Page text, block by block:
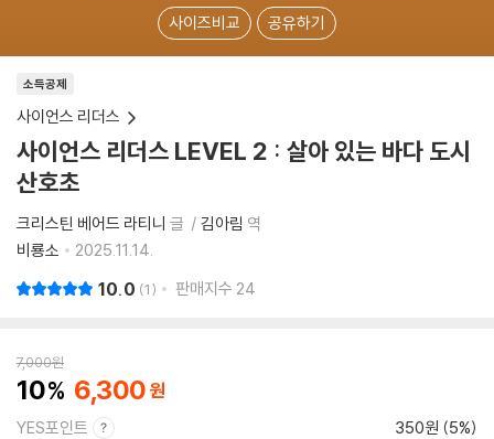
사이즈비교 공유하기
소득공제
사이언스 리더스
사이언스 리더스 LEVEL 2 : 살아 있는 바다 도시
산호초
크리스틴 베어드 라티니 글 김아림 역
비룡소
2025.11.14.
10.0 1 판매지수 24
7,000원
10 6,300
YES포인트 350원 (5%)